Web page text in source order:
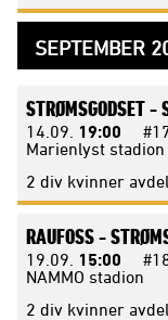
SEPTEMBER
STRØMSGODSET -
14.09. 19:00
Marienlyst stadion
2 div kvinner
RAUFOSS -
19.09. 15:00
NAMMO stadion
2 div kvinner